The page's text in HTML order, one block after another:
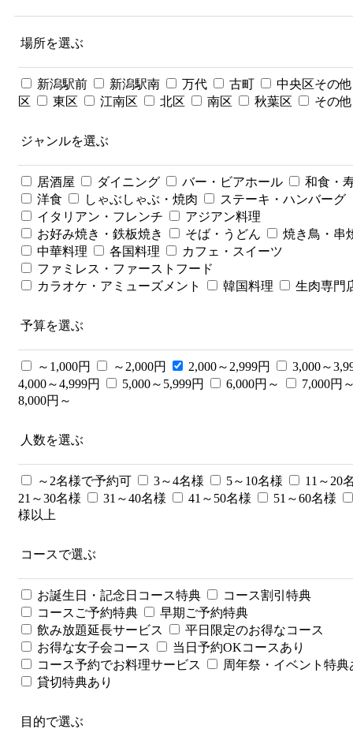
場所を選ぶ
新潟駅前 新潟駅南 万代 古町
中央区その他
区
東区 江南区 北区 南区 秋葉区 その他
ジャンルを選ぶ
居酒屋 ダイニング バー・ビアホール
和食・
洋食
しゃぶしゃぶ・焼肉
ステーキ・ハンバーグ
イタリアン・フレンチ
アジアン料理
お好み焼き・鉄板焼き
そば・うどん
焼き鳥・串
中華料理
各国料理
カフェ・スイーツ
ファミレス・ファーストフード
カラオケ・アミューズメント
韓国料理 生肉専門
予算を選ぶ
～1,000円 ～2,000円 2,000～2,999円
3,000～
4,000～4,999円
5,000～5,999円 6,000円～
7,000円
8,000円～
人数を選ぶ
～2名様で予約可 3～4名様 5～10名様
11～20
21～30名様
31～40名様 41～50名様
51～60名様
様以上
コースで選ぶ
お誕生日・記念日コース特典
コース割引特典
コースご予約特典
早期ご予約特典
飲み放題延長サービス
平日限定のお得なコース
お得な女子会コース
当日予約OKコースあり
コース予約でお料理サービス
周年祭・イベント特典
貸切特典あり
目的で選ぶ